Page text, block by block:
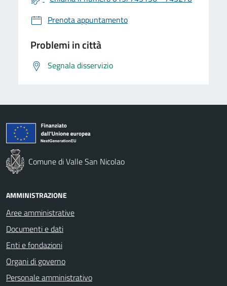
Prenota appuntamento
Problemi in città
Segnala disservizio
Comune di Valle San Nicolao
AMMINISTRAZIONE
Aree amministrative
Documenti e dati
Enti e fondazioni
Organi di governo
Personale amministrativo